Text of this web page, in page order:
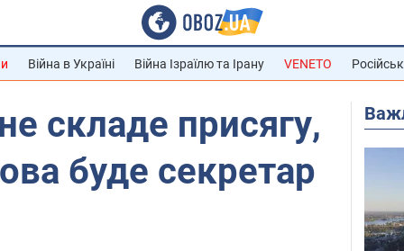
Війна в Україні Війна Ізраїлю та Ірану VENETO
складе присягу,
буде секретар